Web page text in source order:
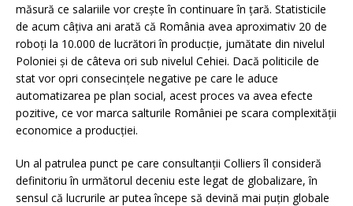
măsură ce salariile vor crește în continuare în țară. Statisticile
de acum câțiva ani arată că România avea aproximativ 20 de
roboți la 10.000 de lucrători în producție, jumătate din nivelul
Poloniei și de câteva ori sub nivelul Cehiei. Dacă politicile de
stat vor opri consecințele negative pe care le aduce
automatizarea pe plan social, acest proces va avea efecte
pozitive, ce vor marca salturile României pe scara complexității
economice a producției.
Un al patrulea punct pe care consultanții Colliers îl consideră
definitoriu în următorul deceniu este legat de globalizare, în
sensul că lucrurile ar putea începe să devină mai puțin globale